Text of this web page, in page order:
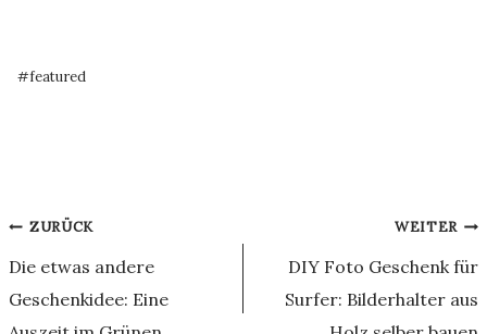
Schlagworte:
#featured
Beitragsnavigation
ZURÜCK
Die etwas andere
Geschenkidee: Eine
WEITER
DIY Foto Geschenk für
Surfer: Bilderhalter aus